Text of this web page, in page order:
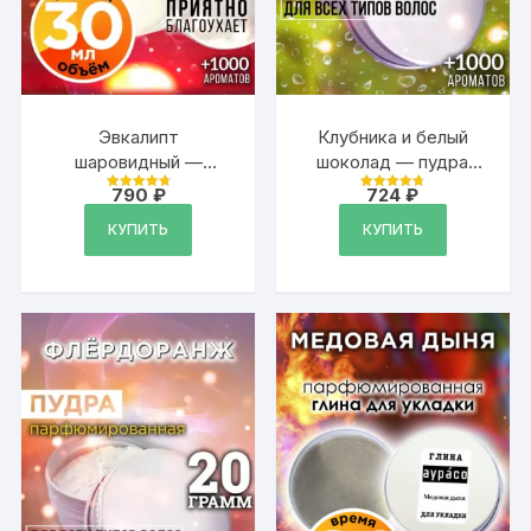
Эвкалипт
шаровидный —
бальзам для губ, 30
Оценка
из 5
790 ₽
КУПИТЬ
Клубника и белый
шоколад — пудра
для объёма волос,
Оценка
из 5
724₽
КУПИТЬ